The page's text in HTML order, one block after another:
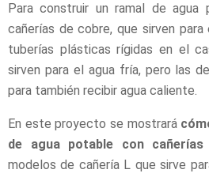
Para construir un ramal de agua
cañerías de cobre, que sirven
tuberías plásticas rígidas en el
sirven para el agua fría, pero las
para también recibir agua caliente.
En este proyecto se mostrará
de agua potable con
modelos de cañería L que sirve